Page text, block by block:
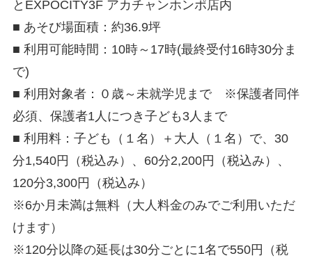
とEXPOCITY3F アカチャンホンポ店内
■ あそび場面積：約36.9坪
■ 利用可能時間：10時～17時(最終受付16時30分ま
で)
■ 利用対象者：０歳～未就学児まで ※保護者同伴
必須、保護者1人につき子ども3人まで
■ 利用料：子ども（１名）＋大人（１名）で、30
分1,540円（税込み）、60分2,200円（税込み）、
120分3,300円（税込み）
※6か月未満は無料（大人料金のみでご利用いただ
けます）
※120分以降の延長は30分ごとに1名で550円（税